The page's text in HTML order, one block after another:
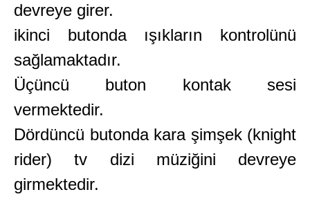
devreye girer.
ikinci butonda ışıkların kontrolünü
sağlamaktadır.
Üçüncü buton kontak sesi
vermektedir.
Dördüncü butonda kara şimşek (knight
rider) tv dizi müziğini devreye
girmektedir.